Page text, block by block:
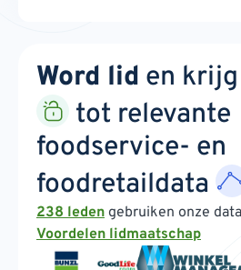
Word lid en
tot relevante
foodservice- en
foodretaildata
238 leden gebruiken onze
Voordelen lidmaatschap